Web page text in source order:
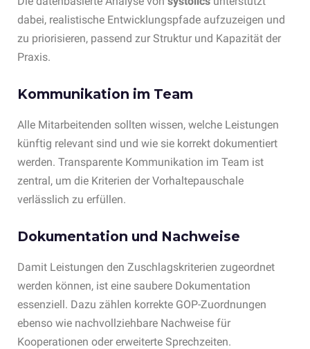
dabei, realistische Entwicklungspfade aufzuzeigen und
zu priorisieren, passend zur Struktur und Kapazität der
Praxis.
Kommunikation im Team
Alle Mitarbeitenden sollten wissen, welche Leistungen
künftig relevant sind und wie sie korrekt dokumentiert
werden. Transparente Kommunikation im Team ist
zentral, um die Kriterien der Vorhaltepauschale
verlässlich zu erfüllen.
Dokumentation und Nachweise
Damit Leistungen den Zuschlagskriterien zugeordnet
werden können, ist eine saubere Dokumentation
essenziell. Dazu zählen korrekte GOP-Zuordnungen
ebenso wie nachvollziehbare Nachweise für
Kooperationen oder erweiterte Sprechzeiten.